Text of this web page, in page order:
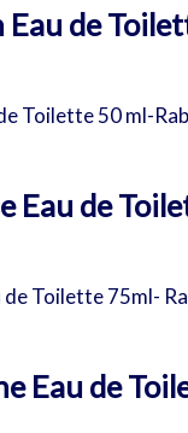
Eau de
Eau de
Eau de